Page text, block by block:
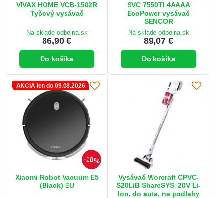
VIVAX HOME VCB-1502R
Tyčový vysávač
Na sklade odbojna.sk
86,90 €
Do košíka
SVC 7550TI 4AAAA
EcoPower vysávač
SENCOR
Na sklade odbojna.sk
89,07 €
Do košíka
10%
AKCIA len do 09.08.2026
Xiaomi Robot Vacuum E5
(Black) EU
Vysávač Worcraft CPVC-
S20LiB ShareSYS, 20V Li-
Ion, do auta, na podlahy